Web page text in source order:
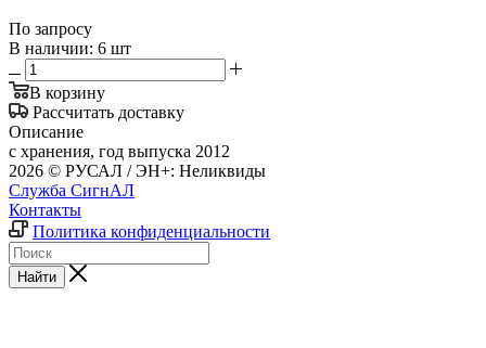
По запросу
В наличии: 6 шт
В корзину
Рассчитать доставку
Описание
с хранения, год выпуска 2012
2026 © РУСАЛ / ЭН+: Неликвиды
Служба СигнАЛ
Контакты
Политика конфиденциальности
Найти